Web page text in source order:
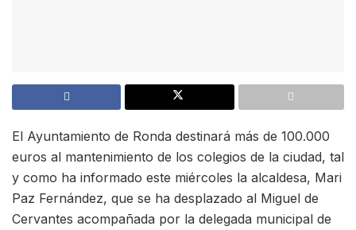
El Ayuntamiento de Ronda destinará más de 100.000
euros al mantenimiento de los colegios de la ciudad, tal
y como ha informado este miércoles la alcaldesa, Mari
Paz Fernández, que se ha desplazado al Miguel de
Cervantes acompañada por la delegada municipal de